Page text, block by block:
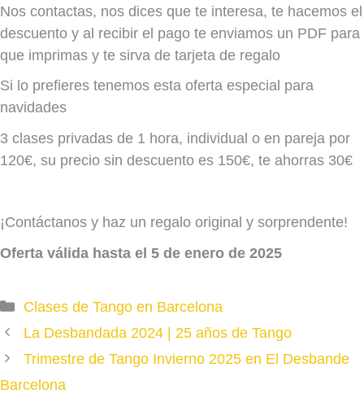
Nos contactas, nos dices que te interesa, te hacemos el
descuento y al recibir el pago te enviamos un PDF para
que imprimas y te sirva de tarjeta de regalo
Si lo prefieres tenemos esta oferta especial para
navidades
3 clases privadas de 1 hora, individual o en pareja por
120€, su precio sin descuento es 150€, te ahorras 30€
¡Contáctanos y haz un regalo original y sorprendente!
Oferta válida hasta el 5 de enero de 2025
Categories
Clases de Tango en Barcelona
La Desbandada 2024 | 25 años de Tango
Trimestre de Tango Invierno 2025 en El Desbande
Barcelona